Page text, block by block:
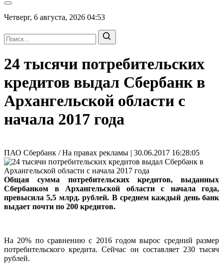
Четверг, 6 августа, 2026 04:53
24 тысячи потребительских
кредитов выдал Сбербанк в
Архангельской области с
начала 2017 года
ПАО Сбербанк / На правах рекламы | 30.06.2017 16:28:05
Общая сумма потребительских кредитов, выданных
Сбербанком в Архангельской области с начала года,
превысила 5,5 млрд. рублей. В среднем каждый день банк
выдает почти по 200 кредитов.
На 20% по сравнению с 2016 годом вырос средний размер
потребительского кредита. Сейчас он составляет 230 тысяч
рублей.